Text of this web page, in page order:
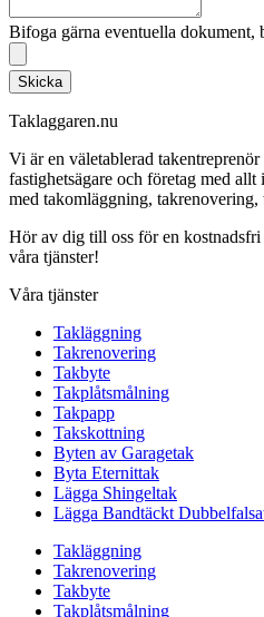
Bifoga gärna eventuella dokument,
Skicka
Taklaggaren.nu
Vi är en väletablerad
fastighetsägare och företag med
med takomläggning,
Hör av dig till oss för en
våra tjänster!
Våra tjänster
Takläggning
Takrenovering
Takbyte
Takplåtsmålning
Takpapp
Takskottning
Byten av Garagetak
Byta Eternittak
Lägga Shingeltak
Lägga Bandtäckt
Takläggning
Takrenovering
Takbyte
Takplåtsmålning